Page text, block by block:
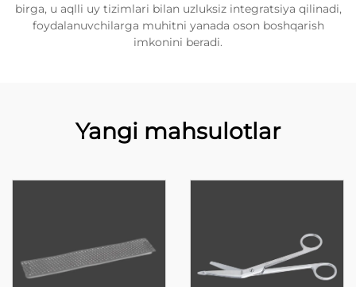
birga, u aqlli uy tizimlari bilan uzluksiz integratsiya qilinadi,
foydalanuvchilarga muhitni yanada oson boshqarish
imkonini beradi.
Yangi mahsulotlar